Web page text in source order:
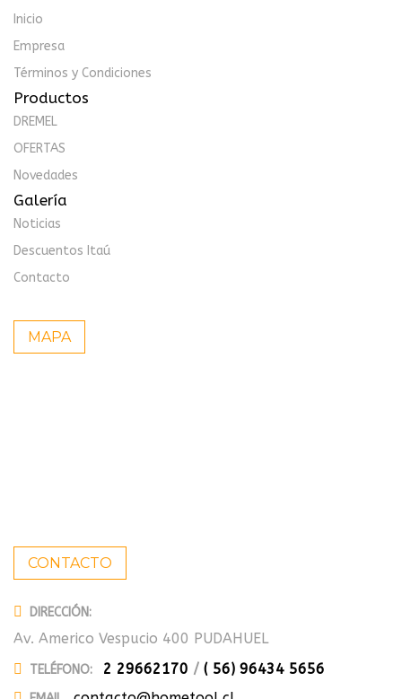
Inicio
Empresa
Términos y Condiciones
Productos
DREMEL
OFERTAS
Novedades
Galería
Noticias
Descuentos Itaú
Contacto
MAPA
CONTACTO
DIRECCIÓN:
Av. Americo Vespucio 400 PUDAHUEL
TELÉFONO: 2 29662170 / ( 56) 96434 5656